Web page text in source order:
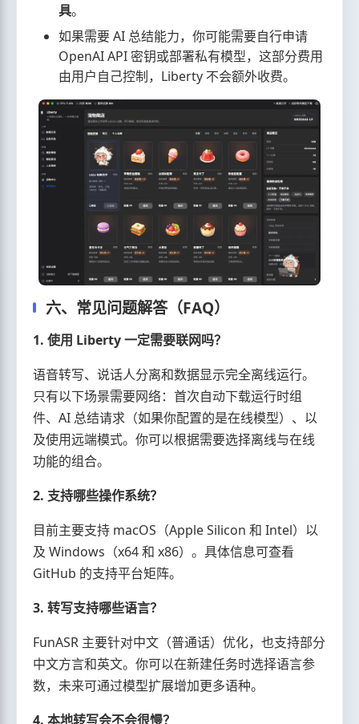
具。
如果需要 AI 总结能力，你可能需要自行申请
OpenAI API 密钥或部署私有模型，这部分费用
由用户自己控制，Liberty 不会额外收费。
六、常见问题解答（FAQ）
1. 使用 Liberty 一定需要联网吗？
语音转写、说话人分离和数据显示完全离线运行。
只有以下场景需要网络：首次自动下载运行时组
件、AI 总结请求（如果你配置的是在线模型）、以
及使用远端模式。你可以根据需要选择离线与在线
功能的组合。
2. 支持哪些操作系统？
目前主要支持 macOS（Apple Silicon 和 Intel）以
及 Windows（x64 和 x86）。具体信息可查看
GitHub 的支持平台矩阵。
3. 转写支持哪些语言？
FunASR 主要针对中文（普通话）优化，也支持部分
中文方言和英文。你可以在新建任务时选择语言参
数，未来可通过模型扩展增加更多语种。
4. 本地转写会不会很慢？